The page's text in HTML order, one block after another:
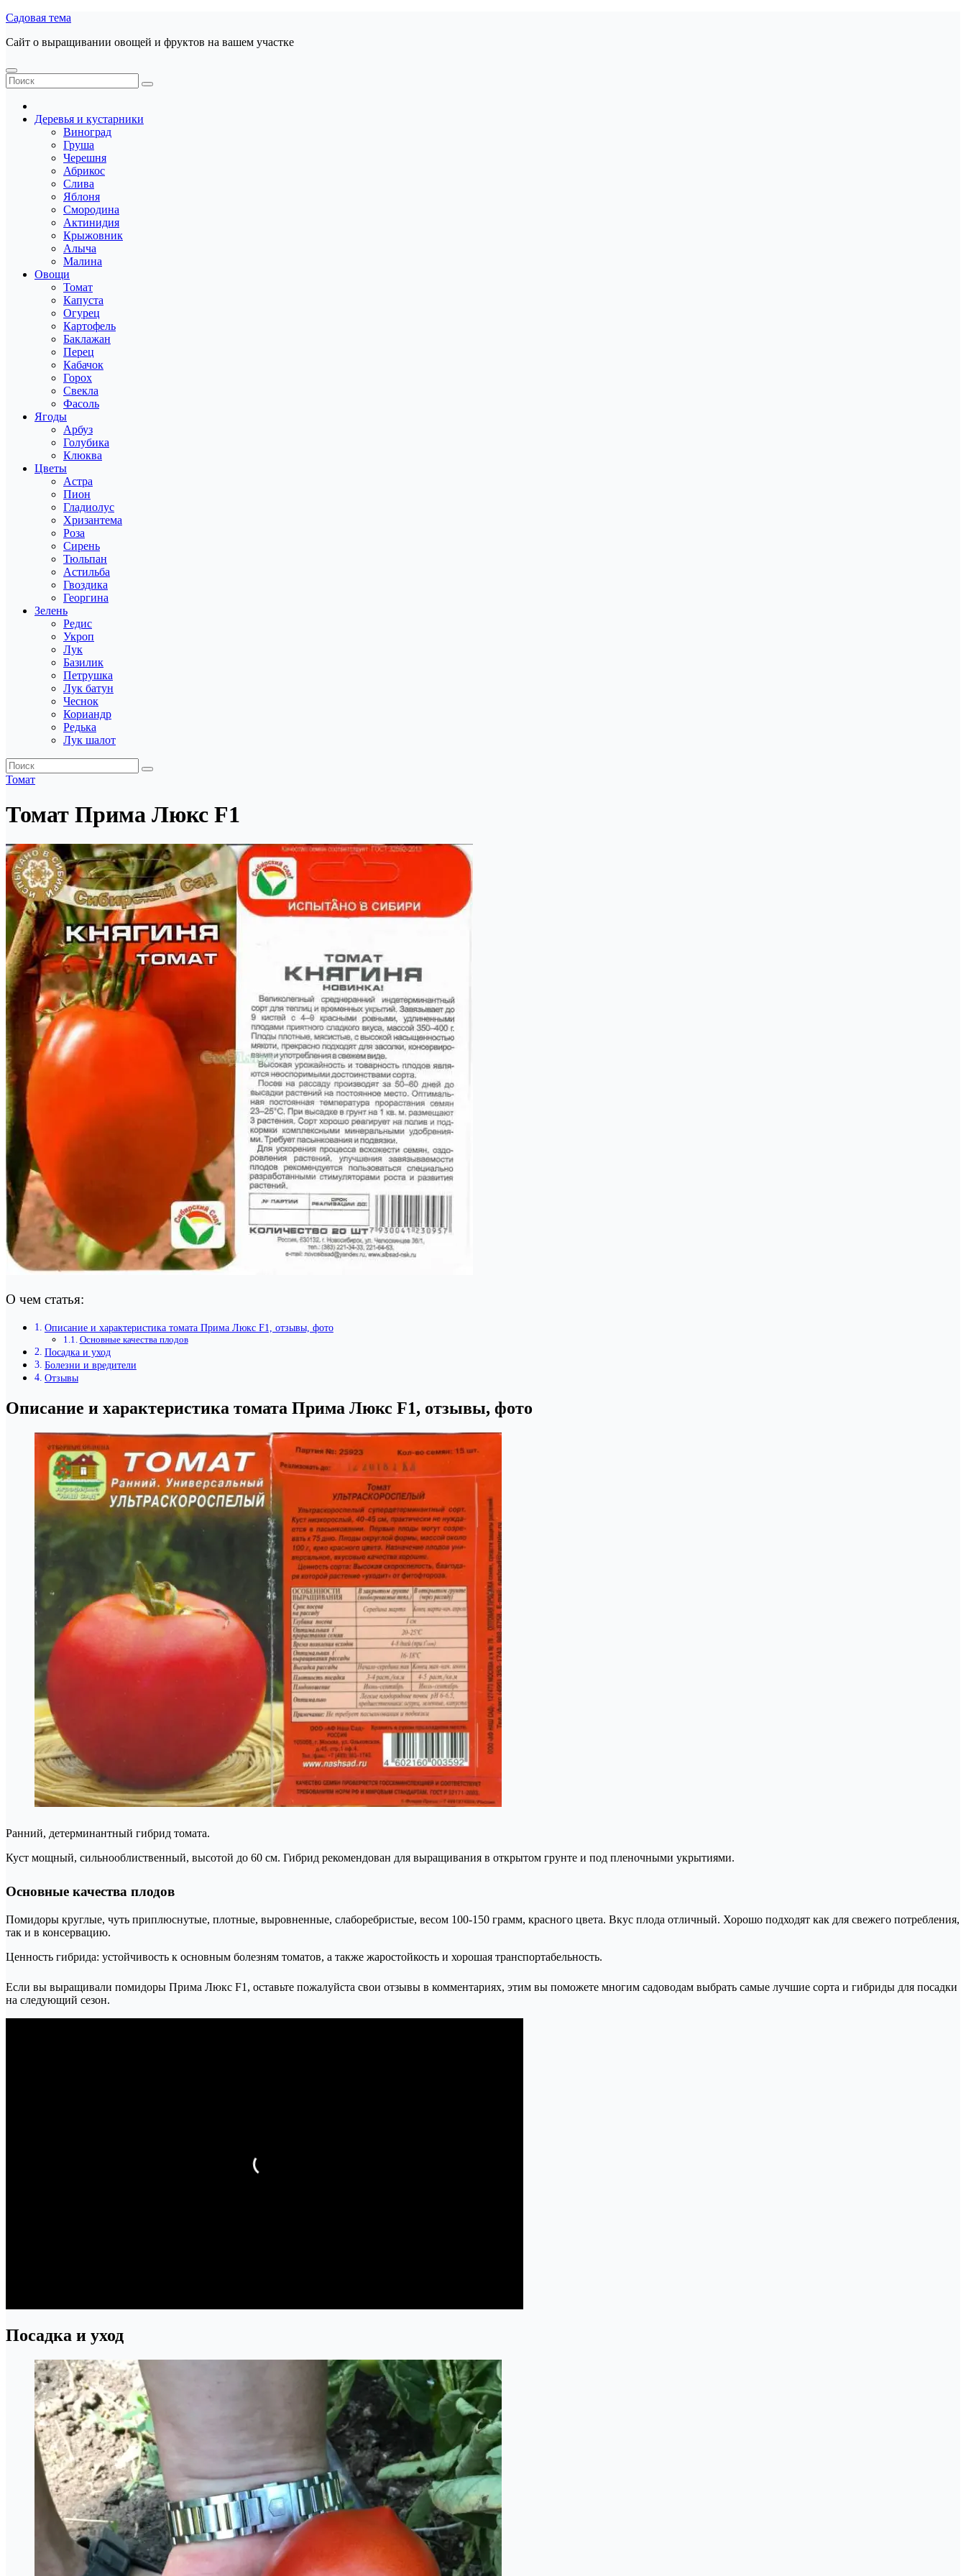
Перейти
содержанию
Садовая тема
Сайт о выращивании овощей и фруктов на вашем участке
Деревья и кустарники
Виноград
Груша
Черешня
Абрикос
Слива
Яблоня
Смородина
Актинидия
Крыжовник
Алыча
Малина
Овощи
Томат
Капуста
Огурец
Картофель
Баклажан
Перец
Кабачок
Горох
Свекла
Фасоль
Ягоды
Арбуз
Голубика
Клюква
Цветы
Астра
Пион
Гладиолус
Хризантема
Роза
Сирень
Тюльпан
Астильба
Гвоздика
Георгина
Зелень
Редис
Укроп
Лук
Базилик
Петрушка
Лук батун
Чеснок
Кориандр
Редька
Лук шалот
Томат
Томат Прима Люкс F1
О чем статья:
Описание и характеристика томата Прима Люкс F1, отзывы, фото
Основные качества плодов
Посадка и уход
Болезни и вредители
Отзывы
Описание и характеристика томата Прима Люкс F1, отзывы, фото
Ранний, детерминантный гибрид томата.
Куст мощный, сильнооблиственный, высотой до 60 см. Гибрид рекомендован для выращивания в открытом грунте и под пленочными укрытиями.
Основные качества плодов
Помидоры круглые, чуть приплюснутые, плотные, выровненные, слаборебристые, весом 100-150 грамм, красного цвета. Вкус плода отличный. Хорошо подходят как для свежего потребления,
так и в консервацию.
Ценность гибрида: устойчивость к основным болезням томатов, а также жаростойкость и хорошая транспортабельность.
Если вы выращивали помидоры Прима Люкс F1, оставьте пожалуйста свои отзывы в комментариях, этим вы поможете многим садоводам выбрать самые лучшие сорта и гибриды для посадки
на следующий сезон.
Посадка и уход